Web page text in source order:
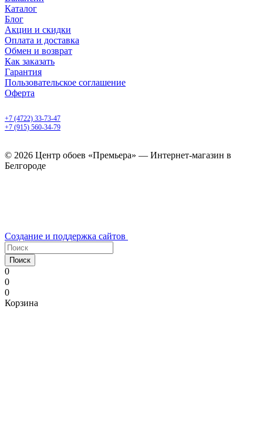
Каталог
Блог
Акции и скидки
Оплата и доставка
Обмен и возврат
Как заказать
Гарантия
Пользовательское соглашение
Оферта
+7 (4722) 33-73-47
+7 (915) 560-34-79
© 2026 Центр обоев «Премьера» — Интернет-магазин в
Белгороде
Создание и поддержка сайтов
Поиск
0
0
0
Корзина